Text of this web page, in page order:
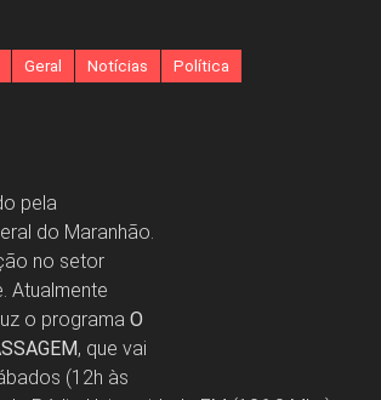
Geral Notícias Política
pela
do Maranhão.
no setor
Atualmente
o programa O
, que vai
(12h às